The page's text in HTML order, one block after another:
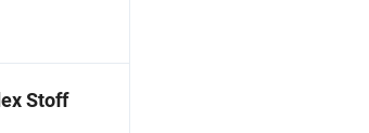
Stoff